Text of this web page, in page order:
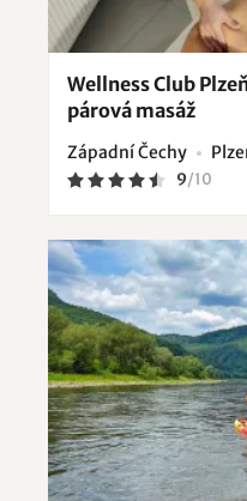
Wellness Club
párová masáž
Západní Čechy
9/10